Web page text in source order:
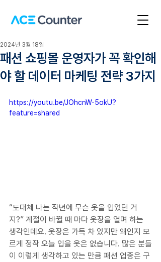
패션 쇼핑몰 운영자가 꼭 확인해
야 할 데이터 마케팅 전략 3가지
2024년 3월 18일
https://youtu.be/JOhcnW-5okU?
feature=shared
“도대체 나는 작년에 무슨 옷을 입었던 거
지?” 계절이 바뀔 때 마다 옷장을 열며 하는
생각인데요. 옷장은 가득 차 있지만 왜인지 모
르게 정작 오늘 입을 옷은 없습니다. 많은 분들
이 이렇게 생각하고 있는 만큼 패션 업종은 구